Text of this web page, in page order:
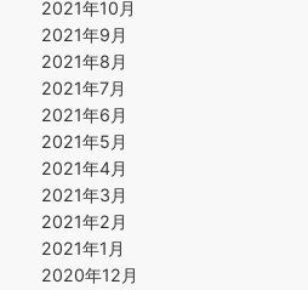
2021年10月
2021年9月
2021年8月
2021年7月
2021年6月
2021年5月
2021年4月
2021年3月
2021年2月
2021年1月
2020年12月